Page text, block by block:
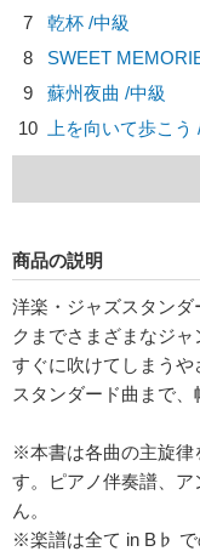
7
乾杯 /中級
8
SWEET
9
蘇州夜曲 /中級
10
上を向いて歩こう
商品の説明
洋楽・ジャズスタン
クまでさまざまなジャ
すぐに吹けてしまう
スタンダード曲まで、
※本書は各曲の主旋律
す。ピアノ伴奏譜、
ん。
※楽譜は全て in B♭ で